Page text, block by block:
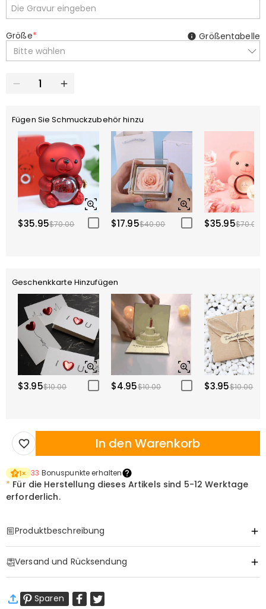
Größe*
Bitte wählen
Größentabelle
Fügen Sie Schmuckzubehör hinzu
$35.95$70.00 $17.95$40.00 $35.95$70.00
Geschenkkarte Hinzufügen
$3.95$10.00 $4.95$10.00 $3.95$10.00
In den Warenkorb
1× 33 Bonuspunkte erhalten
* Für die Herstellung dieses Artikels sind 5-12 Werktage
erforderlich.
Produktbeschreibung
Halskette Information
Material:Kupfer
Versand und Rücksendung
Standardversand
9-18
Arbeitstage
Sparen